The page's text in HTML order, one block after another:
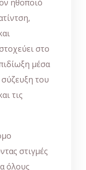
ηθοποιό
στο
μέσα
του
τις
στιγμές
όλους